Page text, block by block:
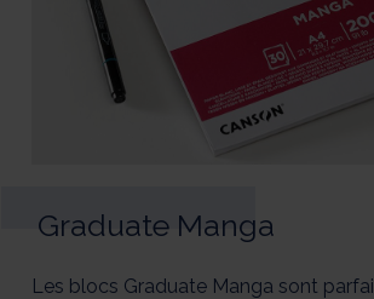
Graduate Manga
Les blocs Graduate Manga sont